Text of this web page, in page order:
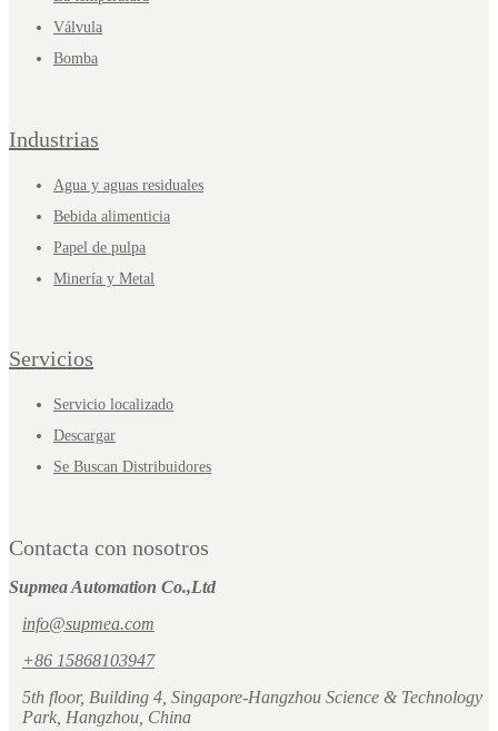
Válvula
Bomba
Industrias
Agua y aguas residuales
Bebida alimenticia
Papel de pulpa
Minería y Metal
Servicios
Servicio localizado
Descargar
Se Buscan Distribuidores
Contacta con nosotros
Supmea Automation Co.,Ltd
info@supmea.com
+86 15868103947
5th floor, Building 4, Singapore-Hangzhou Science & Technology
Park, Hangzhou, China